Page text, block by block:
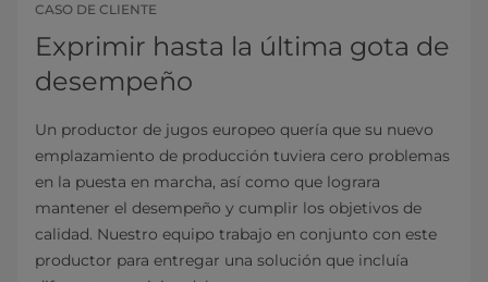
CASO DE CLIENTE
Exprimir hasta la última gota de
desempeño
Un productor de jugos europeo quería que su nuevo
emplazamiento de producción tuviera cero problemas
en la puesta en marcha, así como que lograra
mantener el desempeño y cumplir los objetivos de
calidad. Nuestro equipo trabajo en conjunto con este
productor para entregar una solución que incluía